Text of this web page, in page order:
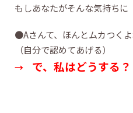
もしあなたがそんな気持ちに
●Aさんて、ほんとムカつくよ
（自分で認めてあげる）
→ で、私はどうする？